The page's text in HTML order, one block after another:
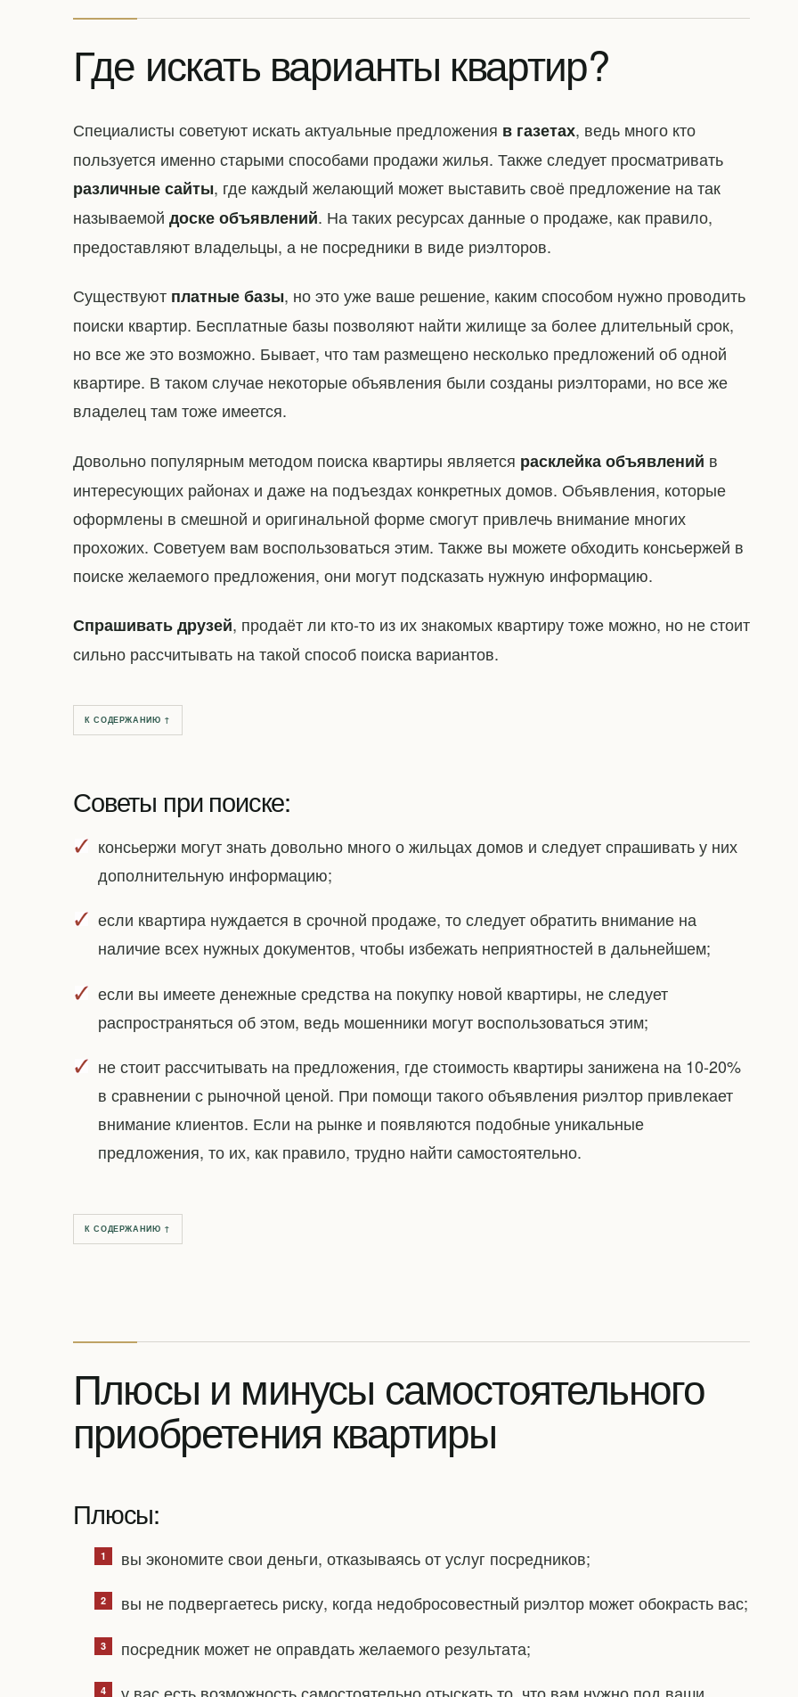
Где искать варианты квартир?
Специалисты советуют искать актуальные предложения в газетах, ведь много кто
пользуется именно старыми способами продажи жилья. Также следует просматривать
различные сайты, где каждый желающий может выставить своё предложение на так
называемой доске объявлений. На таких ресурсах данные о продаже, как правило,
предоставляют владельцы, а не посредники в виде риэлторов.
Существуют платные базы, но это уже ваше решение, каким способом нужно проводить
поиски квартир. Бесплатные базы позволяют найти жилище за более длительный срок,
но все же это возможно. Бывает, что там размещено несколько предложений об одной
квартире. В таком случае некоторые объявления были созданы риэлторами, но все же
владелец там тоже имеется.
Довольно популярным методом поиска квартиры является расклейка объявлений в
интересующих районах и даже на подъездах конкретных домов. Объявления, которые
оформлены в смешной и оригинальной форме смогут привлечь внимание многих
прохожих. Советуем вам воспользоваться этим. Также вы можете обходить консьержей в
поиске желаемого предложения, они могут подсказать нужную информацию.
Спрашивать друзей, продаёт ли кто-то из их знакомых квартиру тоже можно, но не стоит
сильно рассчитывать на такой способ поиска вариантов.
К СОДЕРЖАНИЮ ↑
Советы при поиске:
консьержи могут знать довольно много о жильцах домов и следует спрашивать у них
дополнительную информацию;
если квартира нуждается в срочной продаже, то следует обратить внимание на
наличие всех нужных документов, чтобы избежать неприятностей в дальнейшем;
если вы имеете денежные средства на покупку новой квартиры, не следует
распространяться об этом, ведь мошенники могут воспользоваться этим;
не стоит рассчитывать на предложения, где стоимость квартиры занижена на 10-20%
в сравнении с рыночной ценой. При помощи такого объявления риэлтор привлекает
внимание клиентов. Если на рынке и появляются подобные уникальные
предложения, то их, как правило, трудно найти самостоятельно.
К СОДЕРЖАНИЮ ↑
Плюсы и минусы самостоятельного
приобретения квартиры
Плюсы:
вы экономите свои деньги, отказываясь от услуг посредников;
вы не подвергаетесь риску, когда недобросовестный риэлтор может обокрасть вас;
посредник может не оправдать желаемого результата;